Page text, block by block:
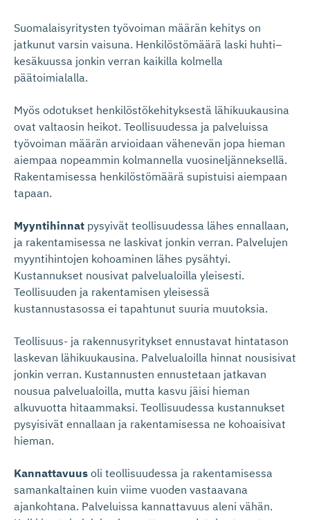
Suomalaisyritysten työvoiman määrän kehitys on
jatkunut varsin vaisuna. Henkilöstömäärä laski huhti–
kesäkuussa jonkin verran kaikilla kolmella
päätoimialalla.
Myös odotukset henkilöstökehityksestä lähikuukausina
ovat valtaosin heikot. Teollisuudessa ja palveluissa
työvoiman määrän arvioidaan vähenevän jopa hieman
aiempaa nopeammin kolmannella vuosineljänneksellä.
Rakentamisessa henkilöstömäärä supistuisi aiempaan
tapaan.
Myyntihinnat pysyivät teollisuudessa lähes ennallaan,
ja rakentamisessa ne laskivat jonkin verran. Palvelujen
myyntihintojen kohoaminen lähes pysähtyi.
Kustannukset nousivat palvelualoilla yleisesti.
Teollisuuden ja rakentamisen yleisessä
kustannustasossa ei tapahtunut suuria muutoksia.
Teollisuus- ja rakennusyritykset ennustavat hintatason
laskevan lähikuukausina. Palvelualoilla hinnat nousisivat
jonkin verran. Kustannusten ennustetaan jatkavan
nousua palvelualoilla, mutta kasvu jäisi hieman
alkuvuotta hitaammaksi. Teollisuudessa kustannukset
pysyisivät ennallaan ja rakentamisessa ne kohoaisivat
hieman.
Kannattavuus oli teollisuudessa ja rakentamisessa
samankaltainen kuin viime vuoden vastaavana
ajankohtana. Palveluissa kannattavuus aleni vähän.